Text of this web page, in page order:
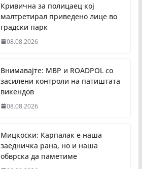
Кривична за полицаец кој
малтретирал приведено лице во
градски парк
08.08.2026
Внимавајте: МВР и ROADPOL со
засилени контроли на патиштата
викендов
08.08.2026
Мицкоски: Карпалак е наша
заедничка рана, но и наша
обврска да паметиме